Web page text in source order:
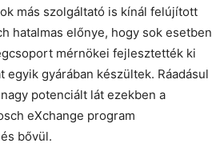
más szolgáltató is kínál felújított
hatalmas előnye, hogy sok esetben
mérnökei fejlesztették ki
egyik gyárában készültek. Ráadásul
potenciált lát ezekben a
eXchange program
bővül.